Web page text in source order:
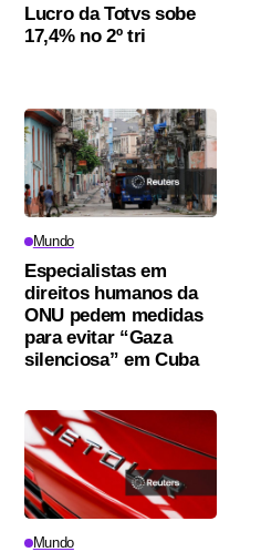
Lucro da Totvs sobe
17,4% no 2º tri
Mundo
Especialistas em
direitos humanos da
ONU pedem medidas
para evitar “Gaza
silenciosa” em Cuba
Mundo